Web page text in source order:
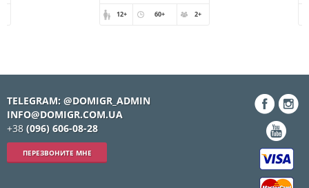
12+ 60+ 2+
TELEGRAM: @DOMIGR_ADMIN
INFO@DOMIGR.COM.UA
+38 (096) 606-08-28
ПЕРЕЗВОНИТЕ МНЕ